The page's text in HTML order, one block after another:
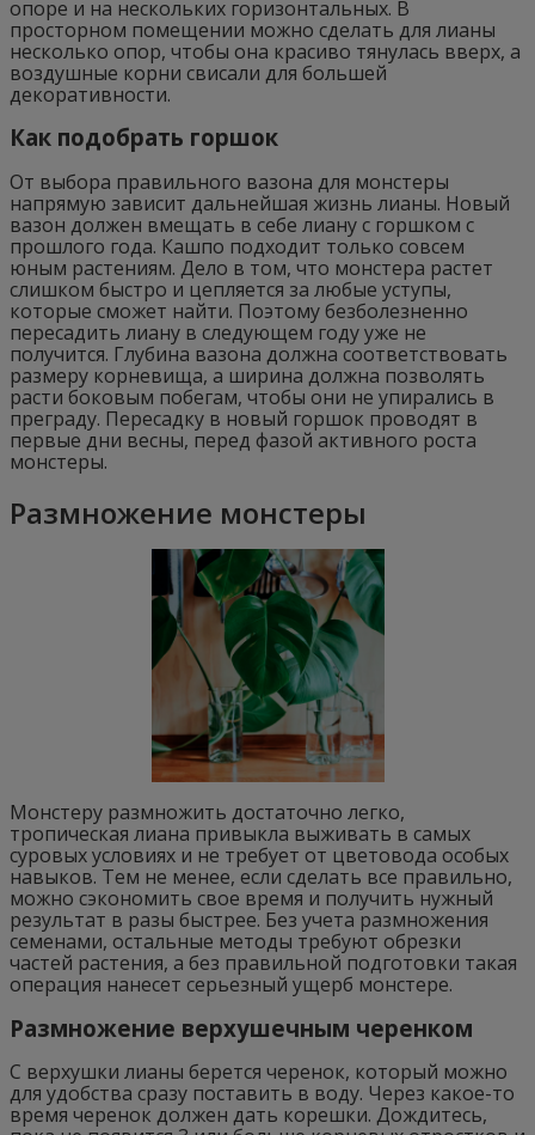
опоре и на нескольких горизонтальных. В
просторном помещении можно сделать для лианы
несколько опор, чтобы она красиво тянулась вверх, а
воздушные корни свисали для большей
декоративности.
Как подобрать горшок
От выбора правильного вазона для монстеры
напрямую зависит дальнейшая жизнь лианы. Новый
вазон должен вмещать в себе лиану с горшком с
прошлого года. Кашпо подходит только совсем
юным растениям. Дело в том, что монстера растет
слишком быстро и цепляется за любые уступы,
которые сможет найти. Поэтому безболезненно
пересадить лиану в следующем году уже не
получится. Глубина вазона должна соответствовать
размеру корневища, а ширина должна позволять
расти боковым побегам, чтобы они не упирались в
преграду. Пересадку в новый горшок проводят в
первые дни весны, перед фазой активного роста
монстеры.
Размножение монстеры
Монстеру размножить достаточно легко,
тропическая лиана привыкла выживать в самых
суровых условиях и не требует от цветовода особых
навыков. Тем не менее, если сделать все правильно,
можно сэкономить свое время и получить нужный
результат в разы быстрее. Без учета размножения
семенами, остальные методы требуют обрезки
частей растения, а без правильной подготовки такая
операция нанесет серьезный ущерб монстере.
Размножение верхушечным черенком
С верхушки лианы берется черенок, который можно
для удобства сразу поставить в воду. Через какое-то
время черенок должен дать корешки. Дождитесь,